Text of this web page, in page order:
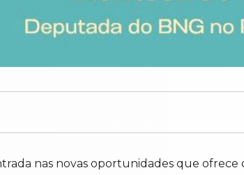
nas novas oportunidades que ofrece